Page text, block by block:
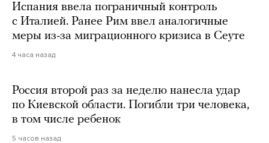
Испания ввела пограничный контроль
с Италией. Ранее Рим ввел аналогичные
меры из-за миграционного кризиса в Сеуте
4 часа назад
Россия второй раз за неделю нанесла удар
по Киевской области. Погибли три человека,
в том числе ребенок
5 часов назад